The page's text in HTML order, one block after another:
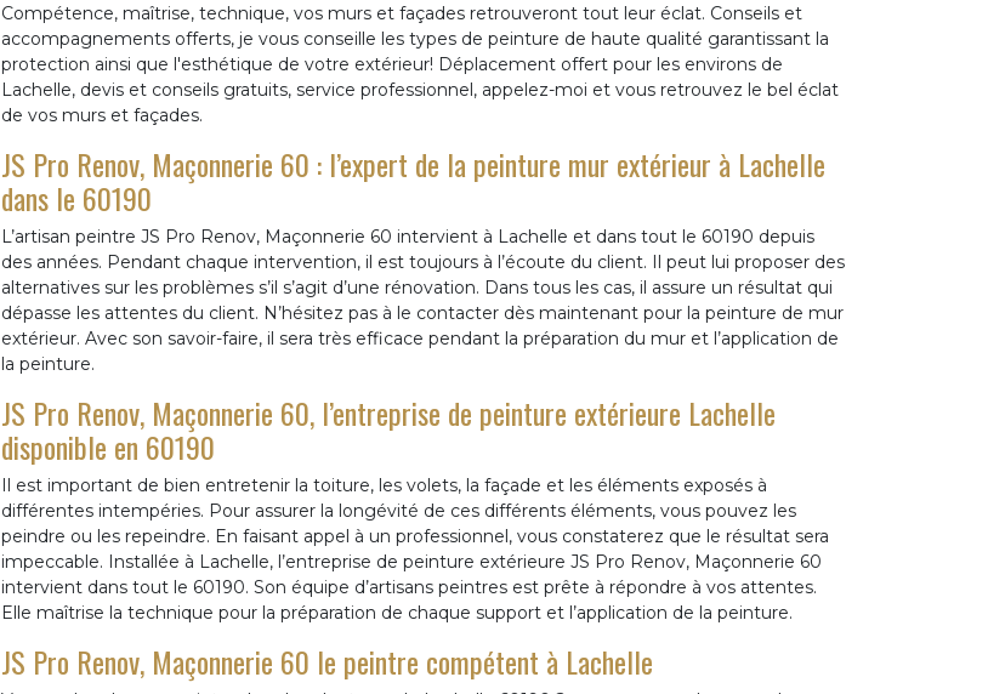
Compétence, maîtrise, technique, vos murs et façades retrouveront tout leur éclat. Conseils et
accompagnements offerts, je vous conseille les types de peinture de haute qualité garantissant la
protection ainsi que l'esthétique de votre extérieur! Déplacement offert pour les environs de
Lachelle, devis et conseils gratuits, service professionnel, appelez-moi et vous retrouvez le bel éclat
de vos murs et façades.
JS Pro Renov, Maçonnerie 60 : l’expert de la peinture mur extérieur à Lachelle
dans le 60190
L’artisan peintre JS Pro Renov, Maçonnerie 60 intervient à Lachelle et dans tout le 60190 depuis
des années. Pendant chaque intervention, il est toujours à l’écoute du client. Il peut lui proposer des
alternatives sur les problèmes s’il s’agit d’une rénovation. Dans tous les cas, il assure un résultat qui
dépasse les attentes du client. N’hésitez pas à le contacter dès maintenant pour la peinture de mur
extérieur. Avec son savoir-faire, il sera très efficace pendant la préparation du mur et l’application de
la peinture.
JS Pro Renov, Maçonnerie 60, l’entreprise de peinture extérieure Lachelle
disponible en 60190
Il est important de bien entretenir la toiture, les volets, la façade et les éléments exposés à
différentes intempéries. Pour assurer la longévité de ces différents éléments, vous pouvez les
peindre ou les repeindre. En faisant appel à un professionnel, vous constaterez que le résultat sera
impeccable. Installée à Lachelle, l’entreprise de peinture extérieure JS Pro Renov, Maçonnerie 60
intervient dans tout le 60190. Son équipe d’artisans peintres est prête à répondre à vos attentes.
Elle maîtrise la technique pour la préparation de chaque support et l’application de la peinture.
JS Pro Renov, Maçonnerie 60 le peintre compétent à Lachelle